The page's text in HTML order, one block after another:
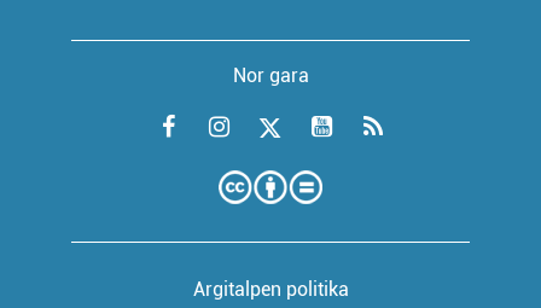
Nor gara
Argitalpen politika